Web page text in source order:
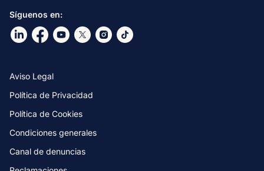
Síguenos en:
Ir a nuestro Linkdin
Ir a nuestro Facebook
Ir a nuestro canal de Youtube
Ir a nuestro X
Ir a nuestro Instagram
Ir a nuestro TikTok
Aviso Legal
Política de Privacidad
Política de Cookies
Condiciones generales
Canal de denuncias